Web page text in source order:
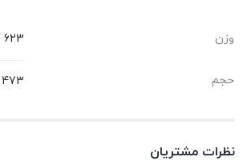
وزن 623 گرم
حجم 473 میلی لیتر
نظرات مشتریان